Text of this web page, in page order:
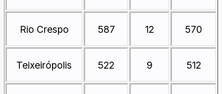
Rio Crespo 587 12 570
Teixeirópolis 522 9 512